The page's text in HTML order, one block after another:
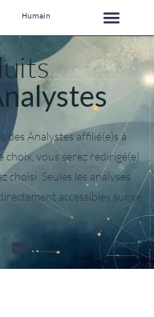
Humain
des Analystes affilié(e)s à
choix, vous serez redirigé(e)
choisi. Seules les analyses
accessibles sur ce